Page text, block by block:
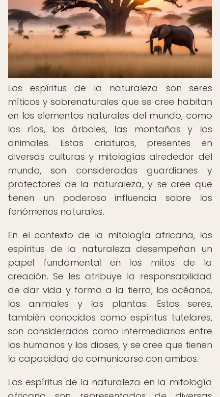
Los espíritus de la naturaleza son seres
míticos y sobrenaturales que se cree habitan
en los elementos naturales del mundo, como
los ríos, los árboles, las montañas y los
animales. Estas criaturas, presentes en
diversas culturas y mitologías alrededor del
mundo, son consideradas guardianes y
protectores de la naturaleza, y se cree que
tienen un poderoso influencia sobre los
fenómenos naturales.
En el contexto de la mitología africana, los
espíritus de la naturaleza desempeñan un
papel fundamental en los mitos de la
creación. Se les atribuye la responsabilidad
de dar vida y forma a la tierra, los océanos,
los animales y las plantas. Estos seres,
también conocidos como espíritus tutelares,
son considerados como intermediarios entre
los humanos y los dioses, y se cree que tienen
la capacidad de comunicarse con ambos.
Los espíritus de la naturaleza en la mitología